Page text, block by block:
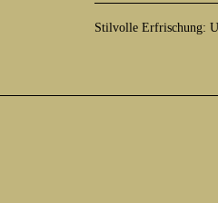
Stilvolle Erfrischung: